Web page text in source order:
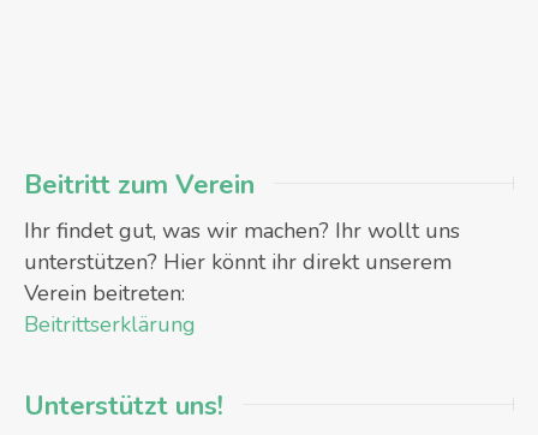
Beitritt zum Verein
Ihr findet gut, was wir machen? Ihr wollt uns
unterstützen? Hier könnt ihr direkt unserem
Verein beitreten:
Beitrittserklärung
Unterstützt uns!